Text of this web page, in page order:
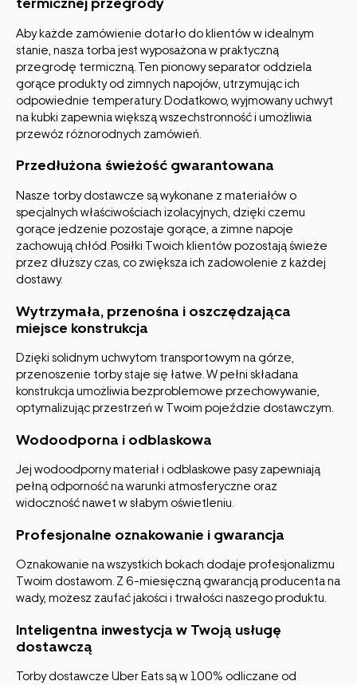
Aby każde zamówienie dotarło do klientów w idealnym
stanie, nasza torba jest wyposażona w praktyczną
przegrodę termiczną. Ten pionowy separator oddziela
gorące produkty od zimnych napojów, utrzymując ich
odpowiednie temperatury. Dodatkowo, wyjmowany uchwyt
na kubki zapewnia większą wszechstronność i umożliwia
przewóz różnorodnych zamówień.
Przedłużona świeżość gwarantowana
Nasze torby dostawcze są wykonane z materiałów o
specjalnych właściwościach izolacyjnych, dzięki czemu
gorące jedzenie pozostaje gorące, a zimne napoje
zachowują chłód. Posiłki Twoich klientów pozostają świeże
przez dłuższy czas, co zwiększa ich zadowolenie z każdej
dostawy.
Wytrzymała, przenośna i oszczędzająca
miejsce konstrukcja
Dzięki solidnym uchwytom transportowym na górze,
przenoszenie torby staje się łatwe. W pełni składana
konstrukcja umożliwia bezproblemowe przechowywanie,
optymalizując przestrzeń w Twoim pojeździe dostawczym.
Wodoodporna i odblaskowa
Jej wodoodporny materiał i odblaskowe pasy zapewniają
pełną odporność na warunki atmosferyczne oraz
widoczność nawet w słabym oświetleniu.
Profesjonalne oznakowanie i gwarancja
Oznakowanie na wszystkich bokach dodaje profesjonalizmu
Twoim dostawom. Z 6-miesięczną gwarancją producenta na
wady, możesz zaufać jakości i trwałości naszego produktu.
Inteligentna inwestycja w Twoją usługę
dostawczą
Torby dostawcze Uber Eats są w 100% odliczane od